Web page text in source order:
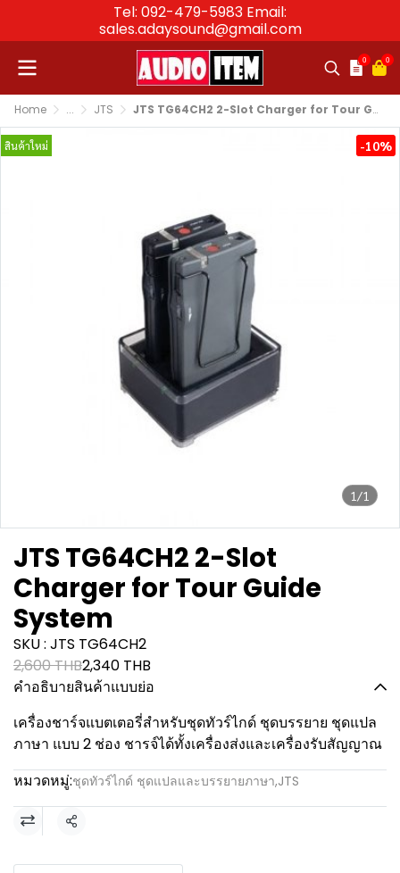
Tel: 092-479-5983 Email:
sales.adaysound@gmail.com
0 0
Home ... JTS JTS TG64CH2 2-Slot Charger for Tour Guide System
1/1
สินค้าใหม่ -10%
JTS TG64CH2 2-Slot
Charger for Tour Guide
System
SKU : JTS TG64CH2
2,600 THB2,340 THB
คำอธิบายสินค้าแบบย่อ
เครื่องชาร์จแบตเตอรี่สำหรับชุดทัวร์ไกด์ ชุดบรรยาย ชุดแปล
ภาษา แบบ 2 ช่อง ชารจ์ได้ทั้งเครื่องส่งและเครื่องรับสัญญาณ
หมวดหมู่:ชุดทัวร์ไกด์ ชุดแปลและบรรยายภาษา,JTS
แชร์